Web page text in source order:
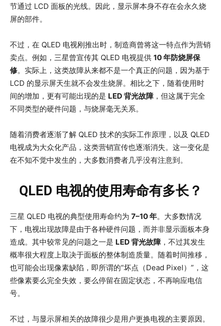
节通过 LCD 面板的光线。因此，显示屏本身不存在会永久烧
屏的部件。
不过，在 QLED 电视刚推出时，制造商曾将这一特点作为营销
卖点。例如，三星曾宣传其 QLED 电视提供 10 年防烧屏保
修。实际上，这类故障从来都不是一个真正的问题，因为基于
LCD 的显示屏天生就不会发生烧屏。相比之下，随着使用时
间的增加，更有可能出现的是 LED 背光故障，但这属于完全
不同类型的硬件问题，与烧屏毫无关系。
随着消费者逐渐了解 QLED 技术的实际工作原理，以及 QLED
电视成为大众化产品，这类营销宣传也逐渐消失。这一变化是
在不知不觉中发生的，大多数消费者几乎没有注意到。
QLED 电视的使用寿命有多长？
三星 QLED 电视的典型使用寿命约为 7–10 年。大多数情况
下，电视出现故障是由于各种硬件问题，而并非显示面板本身
造成。其中较常见的问题之一是 LED 背光故障，不过其发生
概率很大程度上取决于面板的整体制造质量。随着时间推移，
也可能会出现像素缺陷，即所谓的“坏点（Dead Pixel）”，这
些像素要么完全失效，要么停留在固定状态，不再响应电信
号。
不过，与显示屏相关的故障很少是用户更换电视的主要原因。